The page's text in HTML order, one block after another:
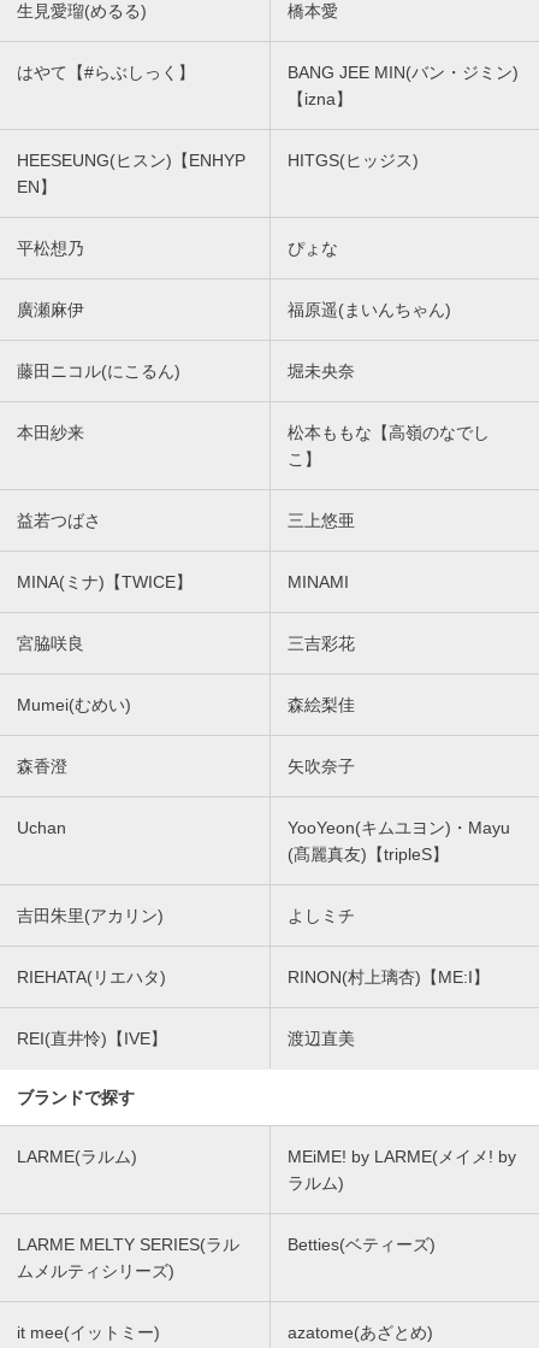
生見愛瑠(めるる) 橋本愛
はやて【#らぶしっく】
BANG JEE MIN(バン・ジミン)
【izna】
HEESEUNG(ヒスン)【ENHYP
EN】
HITGS(ヒッジス)
平松想乃 ぴょな
廣瀬麻伊 福原遥(まいんちゃん)
藤田ニコル(にこるん) 堀未央奈
本田紗来
松本ももな【高嶺のなでし
こ】
益若つばさ 三上悠亜
MINA(ミナ)【TWICE】 MINAMI
宮脇咲良 三吉彩花
Mumei(むめい) 森絵梨佳
森香澄 矢吹奈子
Uchan
YooYeon(キムユヨン)・Mayu
(髙麗真友)【tripleS】
吉田朱里(アカリン) よしミチ
RIEHATA(リエハタ) RINON(村上璃杏)【ME:I】
REI(直井怜)【IVE】 渡辺直美
ブランドで探す
LARME(ラルム)
MEiME! by LARME(メイメ! by
ラルム)
LARME MELTY SERIES(ラル
ムメルティシリーズ)
Betties(ベティーズ)
it mee(イットミー) azatome(あざとめ)